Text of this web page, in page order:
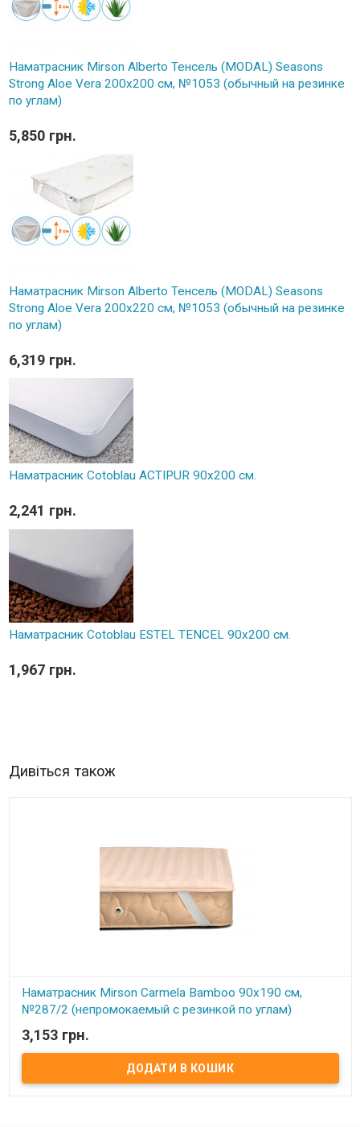
Наматрасник Mirson Alberto Тенсель (MODAL) Seasons
Strong Aloe Vera 200x200 см, №1053 (обычный на резинке
по углам)
5,850 грн.
Наматрасник Mirson Alberto Тенсель (MODAL) Seasons
Strong Aloe Vera 200x220 см, №1053 (обычный на резинке
по углам)
6,319 грн.
Наматрасник Cotoblau ACTIPUR 90х200 см.
2,241 грн.
Наматрасник Cotoblau ESTEL TENCEL 90х200 см.
1,967 грн.
Дивіться також
Наматрасник Mirson Carmela Bamboo 90x190 см,
№287/2 (непромокаемый с резинкой по углам)
В наявності
Наматрасник Mirson Carmela Bamboo 90x190 см, №287/2
(непромокаемый с резинкой по углам) Размер: 90x190 см. Чехол:
Итальянский Сатин Жаккард, 100% хлопок + Микросатин.
3,153 грн.